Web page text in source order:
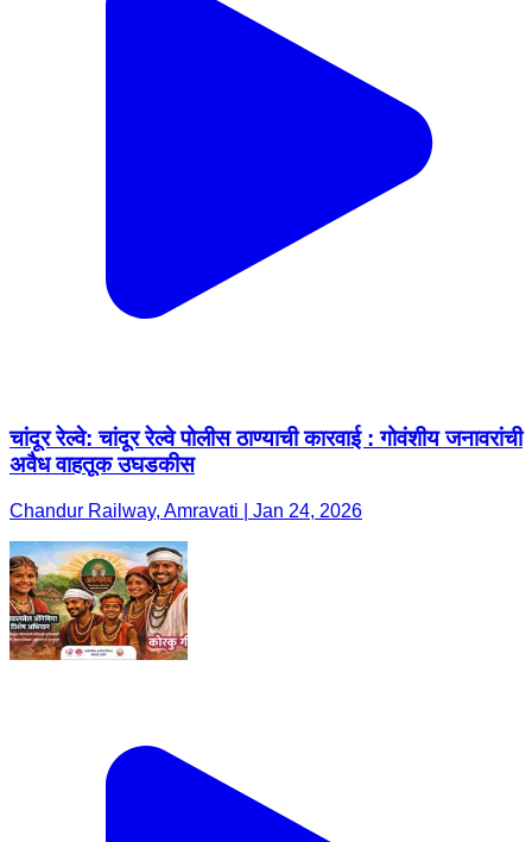
चांदूर रेल्वे: चांदूर रेल्वे पोलीस ठाण्याची कारवाई : गोवंशीय जनावरांची
अवैध वाहतूक उघडकीस
Chandur Railway, Amravati | Jan 24, 2026